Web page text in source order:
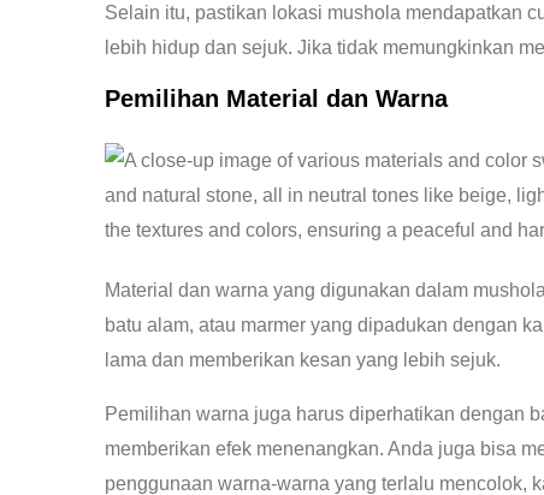
Selain itu, pastikan lokasi mushola mendapatkan
lebih hidup dan sejuk. Jika tidak memungkinkan
Pemilihan Material dan Warna
Material dan warna yang digunakan dalam
batu alam, atau marmer yang dipadukan dengan
lama dan memberikan kesan yang lebih sejuk.
Pemilihan warna juga harus diperhatikan dengan
memberikan efek menenangkan. Anda juga bisa
penggunaan warna-warna yang terlalu mencolok,